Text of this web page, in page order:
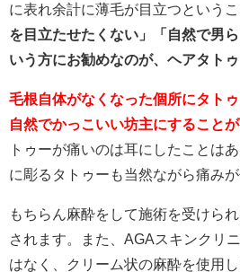
に表れ余計に薄毛が目立つというこ
を目立たせたくない」「自然で男
いう方にお勧めなのが、ヘアタトゥ
毛根自体がなくなった個所にタト
自然でかっこいい坊主にすること
トゥーが痛いのは耳にしたことは
に彫るタトゥーも当然ながら痛みが
もちらん麻酔をして施術を受けら
されます。また、AGAスキンクリ
はなく、クリーム状の麻酔を使用し